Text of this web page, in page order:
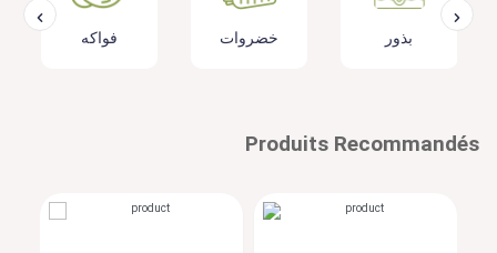
فواكه خضروات بذور
Produits Recommandés